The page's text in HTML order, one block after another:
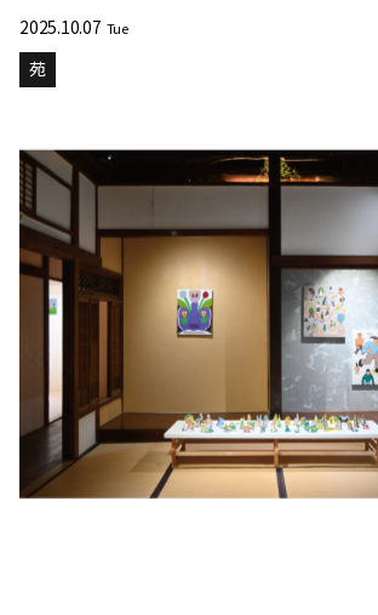
2025.10.07 Tue
苑